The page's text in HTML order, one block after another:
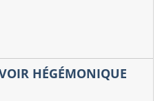
HÉGÉMONIQUE